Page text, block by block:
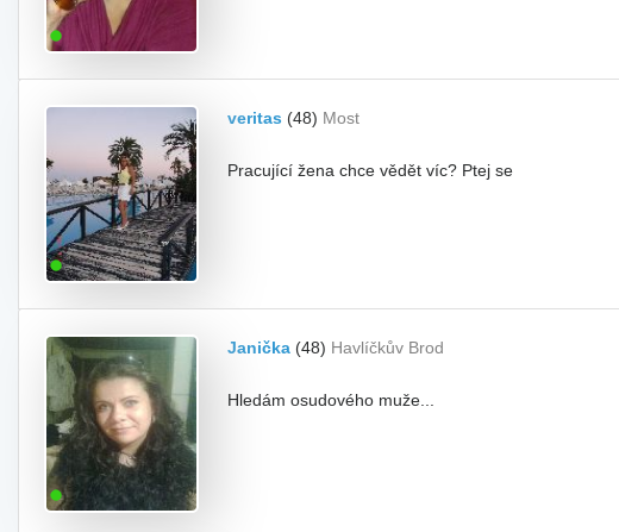
veritas (48) Most
Pracující žena chce vědět víc? Ptej se
Janička (48) Havlíčkův Brod
Hledám osudového muže...